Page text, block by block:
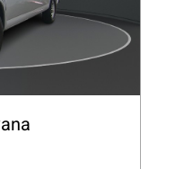
העתקת